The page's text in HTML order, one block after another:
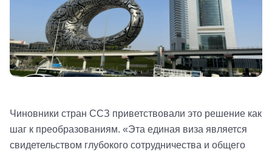
Чиновники стран ССЗ приветствовали это решение как
шаг к преобразованиям. «Эта единая виза является
свидетельством глубокого сотрудничества и общего